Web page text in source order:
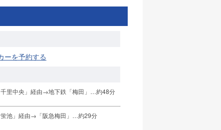
ーを予約する
千里中央」経由→地下鉄「梅田」…約48分
蛍池」経由→「阪急梅田」…約29分